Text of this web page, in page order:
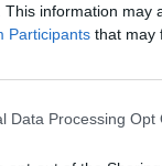
This information may
Participants that may
Data Processing Opt
إلى تقليل مخاطر ارتفاع
استجابة